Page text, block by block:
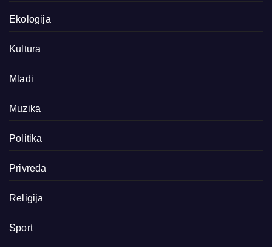
Ekologija
Kultura
Mladi
Muzika
Politika
Privreda
Religija
Sport